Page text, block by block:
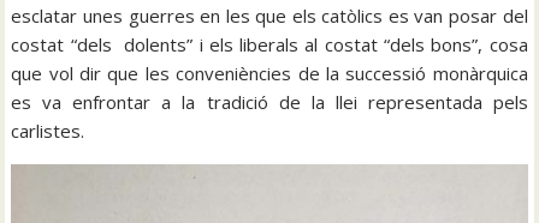
esclatar unes guerres en les que els catòlics es van posar del
costat “dels dolents” i els liberals al costat “dels bons”, cosa
que vol dir que les conveniències de la successió monàrquica
es va enfrontar a la tradició de la llei representada pels
carlistes.